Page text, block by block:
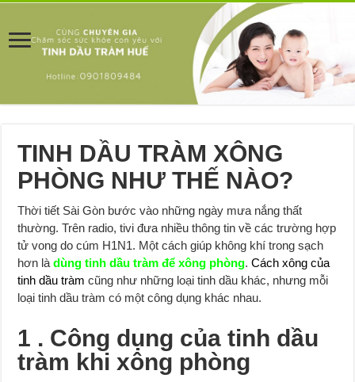
TINH DẦU TRÀM XÔNG
PHÒNG NHƯ THẾ NÀO?
Thời tiết Sài Gòn bước vào những ngày mưa nắng thất
thường. Trên radio, tivi đưa nhiều thông tin về các trường hợp
tử vong do cúm H1N1. Một cách giúp không khí trong sạch
hơn làdùng tinh dầu tràm để xông phòng.Cách xông của
tinh dầu tràmcũng như những loại tinh dầu khác, nhưng mỗi
loại tinh dầu tràm có một công dụng khác nhau.
1 . Công dụng của tinh dầu
tràm khi xông phòng